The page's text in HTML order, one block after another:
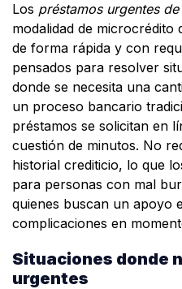
Los préstamos urgentes
modalidad de
de forma rápida y con
pensados para resolver
donde se necesita una
un proceso bancario
préstamos se solicitan en
cuestión de minutos. No
historial crediticio, lo que
para personas con mal
quienes buscan un apoyo
complicaciones en
Situaciones donde
urgentes